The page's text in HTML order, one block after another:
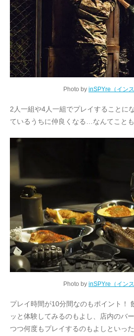
Photo by inSPYre（インス
2人一組や4人一組でプレイすることに
ているうちに仲良くなる…なんてこと
Photo by inSPYre（インス
プレイ時間が10分間なのもポイント！
ッと体験してみるのもよし、店内のバ
つつ何度もプレイするのもよしといっ